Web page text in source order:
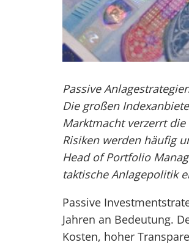
Passive
Die großen
Marktmacht verzerrt
Risiken werden häufig
Head of Portfolio
taktische Anlagepolitik
Passive
Jahren an Bedeutung.
Kosten, hoher